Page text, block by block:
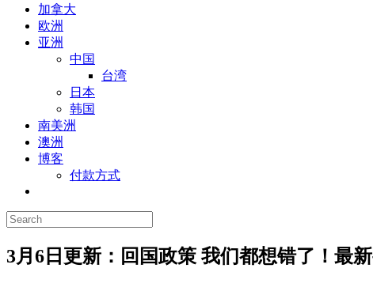
加拿大
欧洲
亚洲
中国
台湾
日本
韩国
南美洲
澳洲
博客
付款方式
3月6日更新：回国政策 我们都想错了！最新